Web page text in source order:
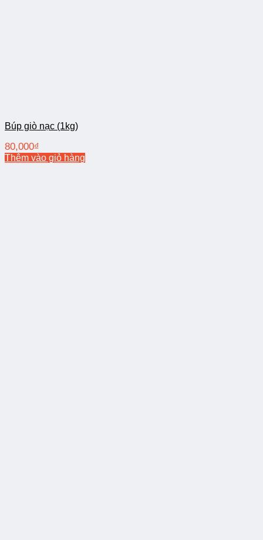
Búp giò nạc (1kg)
80,000₫
Thêm vào giỏ hàng